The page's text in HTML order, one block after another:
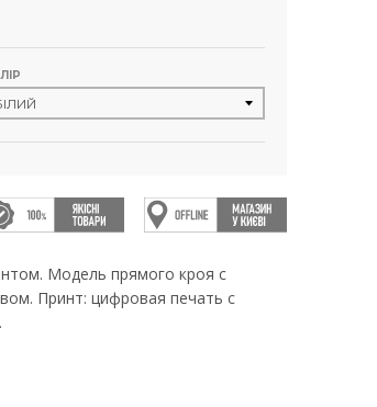
Модель прямого кроя с
Принт: цифровая печать с